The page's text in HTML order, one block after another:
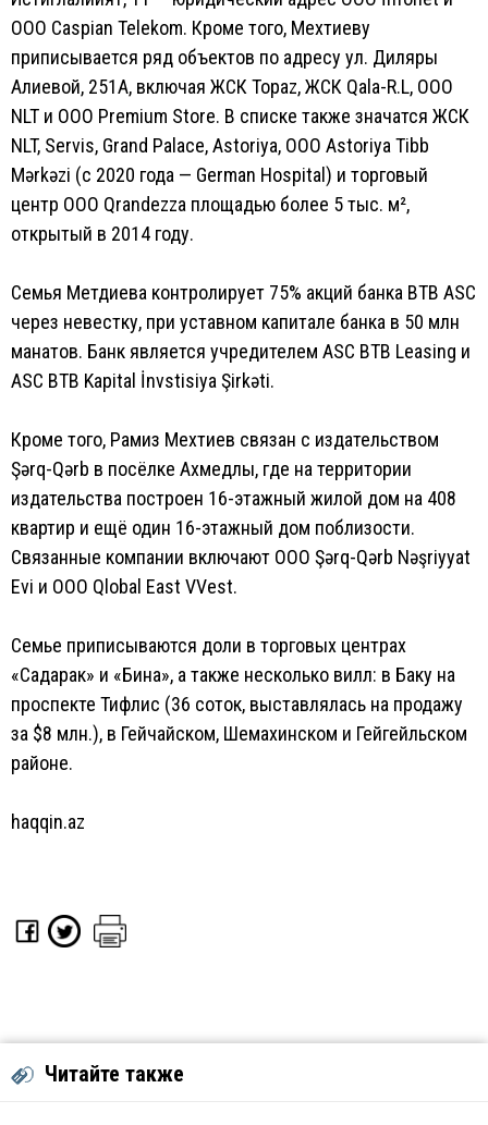
ООО Caspian Telekom. Кроме того, Мехтиеву
приписывается ряд объектов по адресу ул. Диляры
Алиевой, 251А, включая ЖСК Topaz, ЖСК Qala-R.L, ООО
NLT и ООО Premium Store. В списке также значатся ЖСК
NLT, Servis, Grand Palace, Astoriya, ООО Astoriya Tibb
Mərkəzi (с 2020 года — German Hospital) и торговый
центр ООО Qrandezza площадью более 5 тыс. м²,
открытый в 2014 году.
Семья Метдиева контролирует 75% акций банка BTB ASC
через невестку, при уставном капитале банка в 50 млн
манатов. Банк является учредителем ASC BTB Leasing и
ASC BTB Kapital İnvstisiya Şirkəti.
Кроме того, Рамиз Мехтиев связан с издательством
Şərq-Qərb в посёлке Ахмедлы, где на территории
издательства построен 16-этажный жилой дом на 408
квартир и ещё один 16-этажный дом поблизости.
Связанные компании включают ООО Şərq-Qərb Nəşriyyat
Evi и ООО Qlobal East VVest.
Семье приписываются доли в торговых центрах
«Садарак» и «Бина», а также несколько вилл: в Баку на
проспекте Тифлис (36 соток, выставлялась на продажу
за $8 млн.), в Гейчайском, Шемахинском и Гейгейльском
районе.
haqqin.az
Читайте также